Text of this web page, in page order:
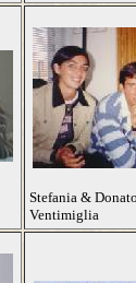
Stefania &
Ventimiglia